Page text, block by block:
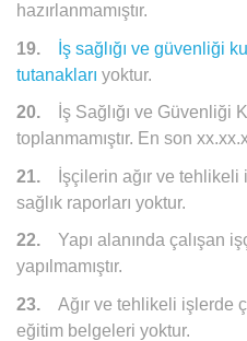
hazırlanmamıştır.
19.
İş sağlığı ve güvenliği
tutanakları yoktur.
20.
İş Sağlığı ve Güvenliği
toplanmamıştır. En son
21.
İşçilerin ağır ve tehlikeli
sağlık raporları yoktur.
22. Yapı alanında çalışan
yapılmamıştır.
23. Ağır ve tehlikeli işlerde
eğitim belgeleri yoktur.